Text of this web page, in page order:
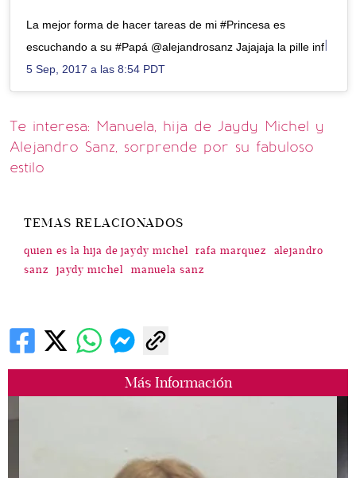
Más Información
La mejor forma de hacer tareas de mi #Princesa es
escuchando a su #Papá @alejandrosanz Jajajaja la pille infl
5 Sep, 2017 a las 8:54 PDT
Te interesa: Manuela, hija de Jaydy Michel y
Alejandro Sanz, sorprende por su fabuloso
estilo
TEMAS RELACIONADOS
quien es la hija de jaydy michel rafa marquez
alejandro
sanz
jaydy michel manuela sanz